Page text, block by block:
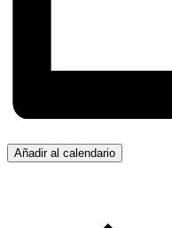
Añadir al calendario